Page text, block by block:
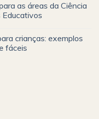
as áreas da Ciência
Educativos
crianças: exemplos
fáceis